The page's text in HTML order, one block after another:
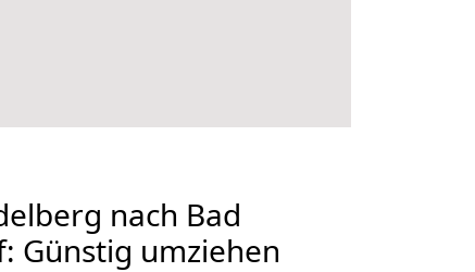
nach Bad
Günstig umziehen